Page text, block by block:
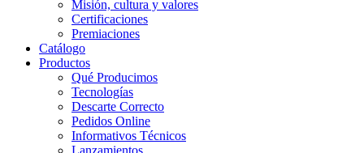
Misión, cultura y valores
Certificaciones
Premiaciones
Catálogo
Productos
Qué Producimos
Tecnologías
Descarte Correcto
Pedidos Online
Informativos Técnicos
Lanzamientos